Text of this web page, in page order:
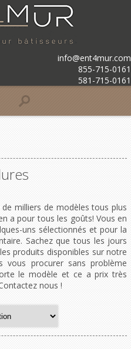
info@ent4mur.com
855-715-0161
581-715-0161
milliers de modèles tous plus
a pour tous les goûts! Vous en
uns sélectionnés et pour la
Sachez que tous les jours
produits disponibles sur notre
vous procurer sans problème
le modèle et ce a prix très
nous !